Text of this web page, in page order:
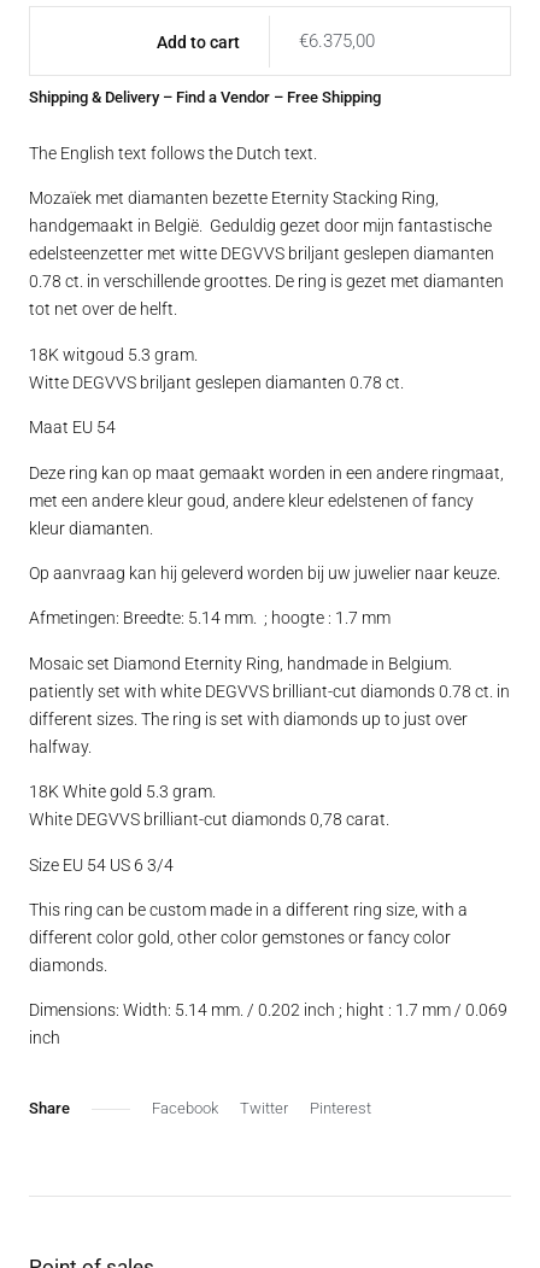
Add to cart €6.375,00
Shipping & Delivery– Find a Vendor – Free Shipping
The English text follows the Dutch text.
Mozaïek met diamanten bezette Eternity Stacking Ring,
handgemaakt in België. Geduldig gezet door mijn fantastische
edelsteenzetter met witte DEGVVS briljant geslepen diamanten
0.78 ct. in verschillende groottes. De ring is gezet met diamanten
tot net over de helft.
18K witgoud 5.3 gram.
Witte DEGVVS briljant geslepen diamanten 0.78 ct.
Maat EU 54
Deze ring kan op maat gemaakt worden in een andere ringmaat,
met een andere kleur goud, andere kleur edelstenen of fancy
kleur diamanten.
Op aanvraag kan hij geleverd worden bij uw juwelier naar keuze.
Afmetingen: Breedte: 5.14 mm. ; hoogte : 1.7 mm
Mosaic set Diamond Eternity Ring, handmade in Belgium.
patiently set with white DEGVVS brilliant-cut diamonds 0.78 ct. in
different sizes. The ring is set with diamonds up to just over
halfway.
18K White gold 5.3 gram.
White DEGVVS brilliant-cut diamonds 0,78 carat.
Size EU 54 US 6 3/4
This ring can be custom made in a different ring size, with a
different color gold, other color gemstones or fancy color
diamonds.
Dimensions: Width: 5.14 mm. / 0.202 inch ; hight : 1.7 mm / 0.069
inch
Facebook Twitter Pinterest